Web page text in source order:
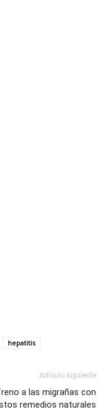
hepatitis
Artículo siguiente
a las migrañas con
remedios naturales